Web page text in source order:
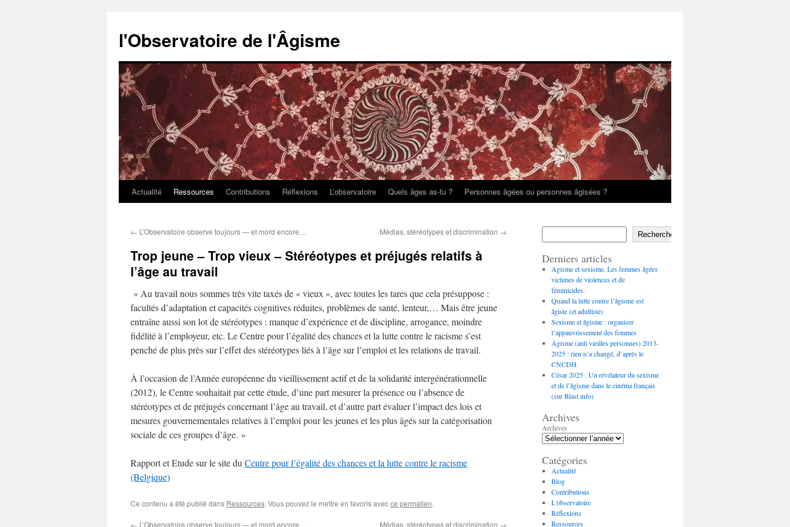
l'Observatoire de l'Âgisme
Aller
contenu
Actualité Ressources Contributions Réflexions L’observatoire Quels âges as-tu ? Personnes âgées ou personnes âgisées ?
← L’Observatoire observe toujours — et mord encore… Médias, stéréotypes et discrimination →
Trop jeune – Trop vieux – Stéréotypes et préjugés relatifs à
l’âge au travail
» Au travail nous sommes très vite taxés de « vieux », avec toutes les tares que cela présuppose :
facultés d’adaptation et capacités cognitives réduites, problèmes de santé, lenteur,… Mais être jeune
entraîne aussi son lot de stéréotypes : manque d’expérience et de discipline, arrogance, moindre
fidélité à l’employeur, etc. Le Centre pour l’égalité des chances et la lutte contre le racisme s’est
penché de plus près sur l’effet des stéréotypes liés à l’âge sur l’emploi et les relations de travail.
À l’occasion de l’Année européenne du vieillissement actif et de la solidarité intergénérationnelle
(2012), le Centre souhaitait par cette étude, d’une part mesurer la présence ou l’absence de
stéréotypes et de préjugés concernant l’âge au travail, et d’autre part évaluer l’impact des lois et
mesures gouvernementales relatives à l’emploi pour les jeunes et les plus âgés sur la catégorisation
sociale de ces groupes d’âge. »
Rapport et Etude sur le site du Centre pour l’égalité des chances et la lutte contre le racisme
(Belgique)
Ce contenu a été publié dans Ressources. Vous pouvez le mettre en favoris avecce permalien.
← L’Observatoire observe toujours — et mord encore… Médias, stéréotypes et discrimination →
Rechercher
Derniers articles
Agisme et sexisme. Les femmes âgées
victimes de violences et de
féminicides.
Quand la lutte contre l’âgisme est
âgiste (et adultiste)
Sexisme et âgisme : organiser
l’appauvrissement des femmes
Âgisme (anti vieilles personnes) 2013-
2025 : rien n’a changé, d’après le
CNCDH.
César 2025 : Un révélateur du sexisme
et de l’âgisme dans le cinéma français
(sur Blast info)
Archives
Archives
Catégories
Actualité
Blog
Contributions
L'observatoire
Réflexions
Ressources